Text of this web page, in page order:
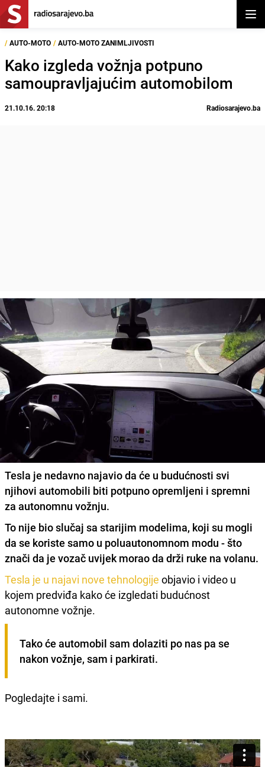
/ AUTO-MOTO / AUTO-MOTO ZANIMLJIVOSTI
Kako izgleda vožnja potpuno
samoupravljajućim automobilom
21.10.16. 20:18 Radiosarajevo.ba
Tesla je nedavno najavio da će u budućnosti svi
njihovi automobili biti potpuno opremljeni i spremni
za autonomnu vožnju.
To nije bio slučaj sa starijim modelima, koji su mogli
da se koriste samo u poluautonomnom modu - što
znači da je vozač uvijek morao da drži ruke na volanu.
Tesla je u najavi nove tehnologije objavio i video u
kojem predviđa kako će izgledati budućnost
autonomne vožnje.
Tako će automobil sam dolaziti po nas pa se
nakon vožnje, sam i parkirati.
Pogledajte i sami.